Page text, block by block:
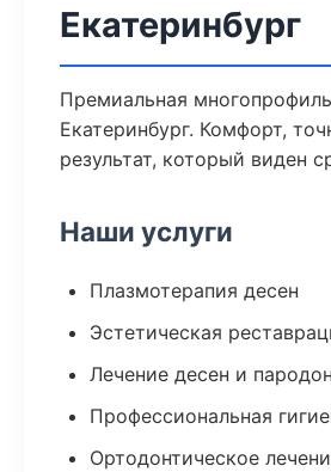
Екатеринбург
Премиальная
Екатеринбург. Комфорт,
результат, который виден
Наши услуги
Плазмотерапия десен
Эстетическая
Лечение десен и
Профессиональная
Ортодонтическое